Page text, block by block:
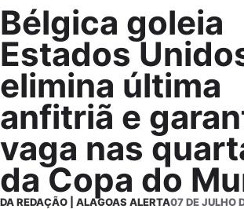
Bélgica goleia
Estados
elimina última
anfitriã e
vaga nas
da Copa do
DA REDAÇÃO | ALAGOAS ALERTA07 DE JULHO